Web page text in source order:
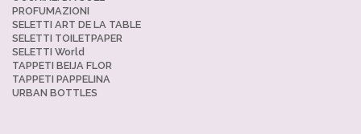
PROFUMAZIONI
SELETTI ART DE LA TABLE
SELETTI TOILETPAPER
SELETTI World
TAPPETI BEIJA FLOR
TAPPETI PAPPELINA
URBAN BOTTLES